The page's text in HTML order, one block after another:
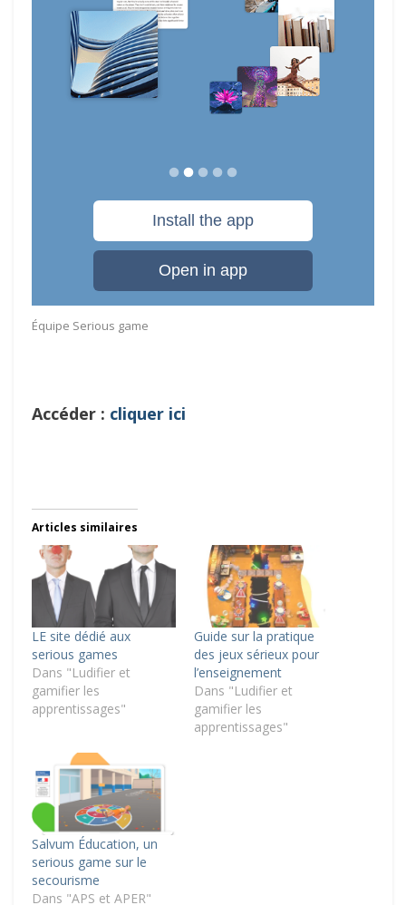
Équipe Serious game
Accéder : cliquer ici
Articles similaires
LE site dédié aux
serious games
Dans "Ludifier et
gamifier les
apprentissages"
Guide sur la pratique
des jeux sérieux pour
l’enseignement
Dans "Ludifier et
gamifier les
apprentissages"
Salvum Éducation, un
serious game sur le
secourisme
Dans "APS et APER"